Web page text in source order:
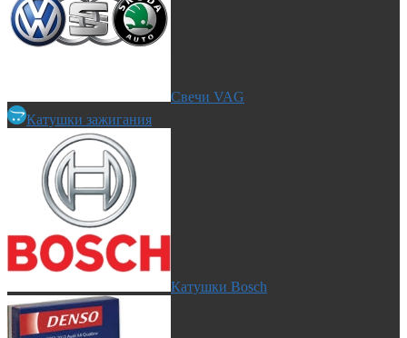
Свечи VAG
Катушки зажигания
Катушки Bosch